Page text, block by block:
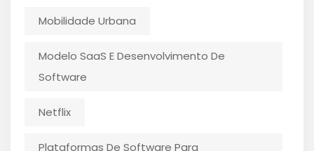
Mobilidade Urbana
Modelo SaaS E Desenvolvimento De
Software
Netflix
Plataformas De Software Para